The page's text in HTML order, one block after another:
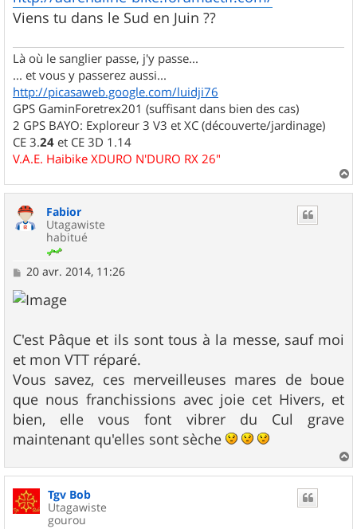
e
Viens tu dans le Sud en Juin ??
Là où le sanglier passe, j'y passe...
... et vous y passerez aussi...
http://picasaweb.google.com/luidji76
GPS GaminForetrex201 (suffisant dans bien des cas)
2 GPS BAYO: Exploreur 3 V3 et XC (découverte/jardinage)
CE 3.24 et CE 3D 1.14
V.A.E. Haibike XDURO N'DURO RX 26"
a
Fabior
Utagawiste
habitué
M
s
s
g
e
20 avr. 2014, 11:26
C'est Pâque et ils sont tous à la messe, sauf moi
et mon VTT réparé.
Vous savez, ces merveilleuses mares de boue
que nous franchissions avec joie cet Hivers, et
bien, elle vous font vibrer du Cul grave
maintenant qu'elles sont sèche
a
Tgv Bob
Utagawiste
gourou